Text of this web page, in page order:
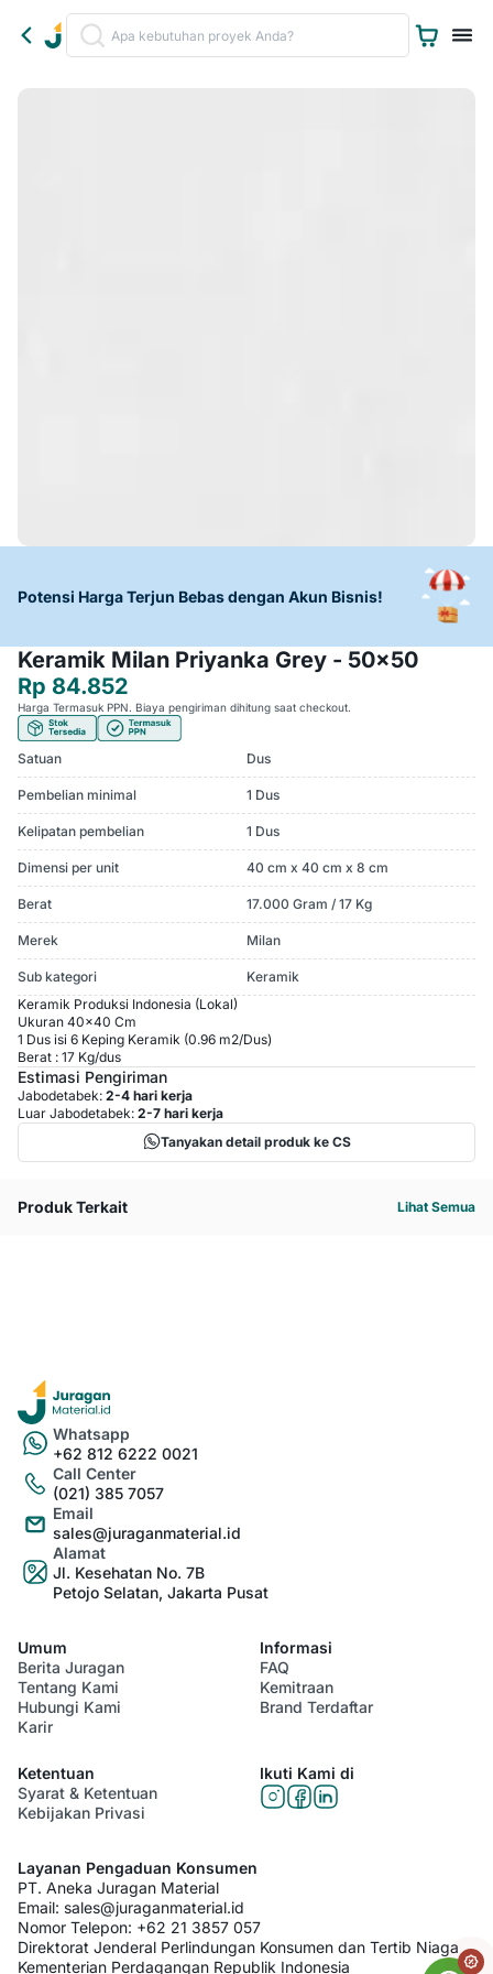
Potensi Harga Terjun Bebas dengan Akun Bisnis!
Keramik Milan Priyanka Grey - 50x50
Rp 84.852
Harga Termasuk PPN. Biaya pengiriman dihitung saat checkout.
Satuan Dus
Pembelian minimal 1 Dus
Kelipatan pembelian 1 Dus
Dimensi per unit 40 cm x 40 cm x 8 cm
Berat 17.000 Gram / 17 Kg
Merek Milan
Sub kategori
Keramik
Keramik Produksi Indonesia (Lokal)
Ukuran 40x40 Cm
1 Dus isi 6 Keping Keramik (0.96 m2/Dus)
Berat : 17 Kg/dus
Estimasi Pengiriman
Jabodetabek: 2-4 hari kerja
Luar Jabodetabek: 2-7 hari kerja
Tanyakan detail produk ke CS
Produk Terkait Lihat Semua
Whatsapp
+62 812 6222 0021
Call Center
(021) 385 7057
Email
sales@juraganmaterial.id
Alamat
Jl. Kesehatan No. 7B
Petojo Selatan, Jakarta Pusat
Umum
Berita Juragan
Tentang Kami
Hubungi Kami
Karir
Informasi
FAQ
Kemitraan
Brand Terdaftar
Ketentuan
Syarat & Ketentuan
Kebijakan Privasi
Ikuti Kami di
Layanan Pengaduan Konsumen
PT. Aneka Juragan Material
Email: sales@juraganmaterial.id
Nomor Telepon: +62 21 3857 057
Direktorat Jenderal Perlindungan Konsumen dan Tertib Niaga
Kementerian Perdagangan Republik Indonesia